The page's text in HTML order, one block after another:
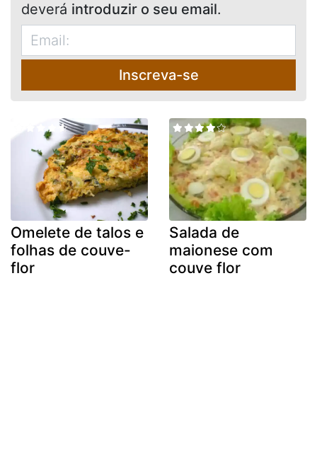
deverá introduzir o seu email.
Inscreva-se
Omelete de talos e
folhas de couve-
flor
Salada de
maionese com
couve flor